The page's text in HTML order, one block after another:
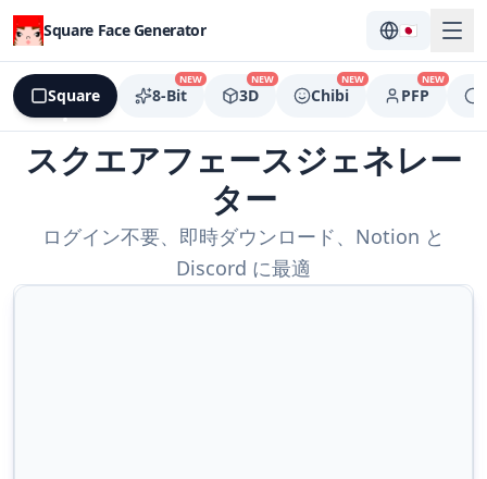
Square Face Generator 🇯🇵
Square 8-Bit
NEW
3D
NEW
Chibi
NEW
PFP
NEW
スクエアフェースジェネレー
ター
ログイン不要、即時ダウンロード、Notion と
Discord に最適